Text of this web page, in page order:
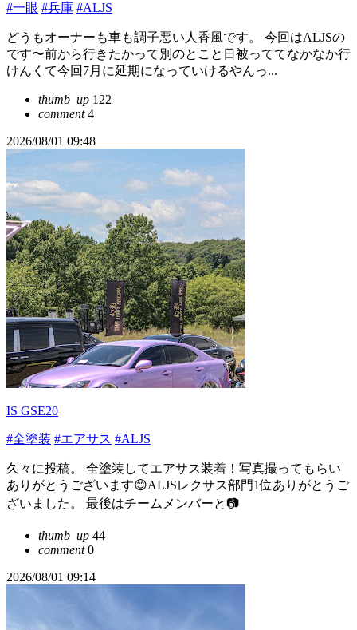
#一眼 #兵庫 #ALJS
どうもオーナーも車も調子悪い人香風です。 今回はALJSの
です〜前から行きたかって別のとこと日被っててなかなか行
けんくて今回7月に延期になっていけるやんっ...
thumb_up 122
comment4
2026/08/01 09:48
IS GSE20
#全塗装 #エアサス #ALJS
久々に投稿。 全塗装してエアサス装着！写真撮ってもらい
ありがとうございます😊ALJSレクサス部門1位ありがとうご
ざいました。 最後はチームメンバーと📷
thumb_up 44
comment0
2026/08/01 09:14